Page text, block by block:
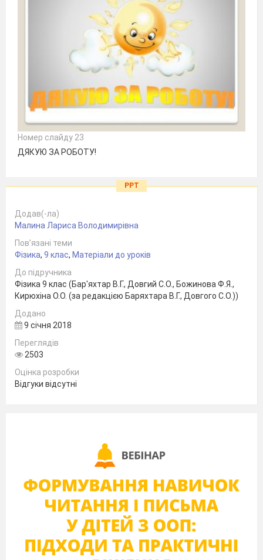
Номер слайду 23
ДЯКУЮ ЗА РОБОТУ!
PPT
Додав(-ла)
Малина Лариса Володимирівна
Пов’язані теми
Фізика, 9 клас, Матеріали до уроків
До підручника
Фізика 9 клас (Бар'яхтар В.Г., Довгий С.О., Божинова Ф.Я.,
Кирюхіна О.О. (за редакцією Баряхтара В.Г., Довгого С.О.))
Додано
9 січня 2018
Переглядів
2503
Оцінка розробки
Відгуки відсутні